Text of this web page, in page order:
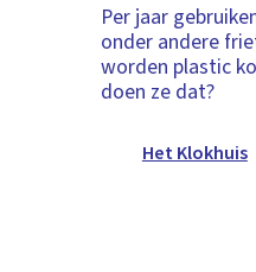
Per jaar
onder andere
worden plastic
doen ze dat?
Het Klokhuis